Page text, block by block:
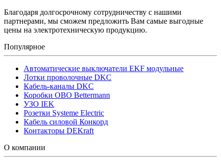
Благодаря долгосрочному сотрудничеству с нашими
партнерами, мы сможем предложить Вам самые выгодные
цены на электротехническую продукцию.
Популярное
Автоматические выключатели EKF модульные
Лотки проволочные DKC
Кабель-каналы DKC
Коробки OBO Bettermann
УЗО IEK
Розетки Systeme Electric
Кабель силовой Конкорд
Контакторы DEKraft
О компании